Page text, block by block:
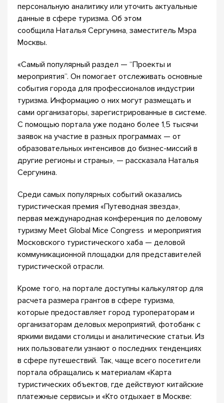
персональную аналитику или уточить актуальные
данные в сфере туризма. Об этом
сообщила Наталья Сергунина, заместитель Мэра
Москвы.
«Самый популярный раздел — “Проекты и
мероприятия”. Он помогает отслеживать основные
события города для профессионалов индустрии
туризма. Информацию о них могут размещать и
сами организаторы, зарегистрированные в системе.
С помощью портала уже подано более 1,5 тысячи
заявок на участие в разных программах — от
образовательных интенсивов до бизнес-миссий в
другие регионы и страны», — рассказала Наталья
Сергунина.
Среди самых популярных событий оказались
туристическая премия «Путеводная звезда»,
первая международная конференция по деловому
туризму Meet Global Mice Congress и мероприятия
Московского туристического хаба — деловой
коммуникационной площадки для представителей
туристической отрасли.
Кроме того, на портале доступны калькулятор для
расчета размера грантов в сфере туризма,
которые предоставляет город туроператорам и
организаторам деловых мероприятий, фотобанк с
яркими видами столицы и аналитические статьи. Из
них пользователи узнают о последних тенденциях
в сфере путешествий. Так, чаще всего посетители
портала обращались к материалам «Карта
туристических объектов, где действуют китайские
платежные сервисы» и «Кто отдыхает в Москве: